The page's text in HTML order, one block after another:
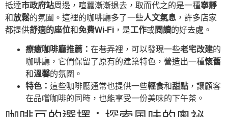
抵達市政府站周邊，喧囂漸漸退去，取而代之的是一種寧靜
和放鬆的氛圍。這裡的咖啡廳多了一些人文氣息 ，許多店家
都提供舒適的座位和免費Wi-Fi ，是工作或閱讀的好去處。
療癒咖啡廳推薦： 在巷弄裡，可以發現一些老宅改建的
咖啡廳，它們保留了原有的建築特色，營造出一種懷舊
和溫馨的氛圍。
特色： 這些咖啡廳通常也提供一些輕食和甜點 ，讓顧客
在品嚐咖啡的同時，也能享受一份美味的下午茶。